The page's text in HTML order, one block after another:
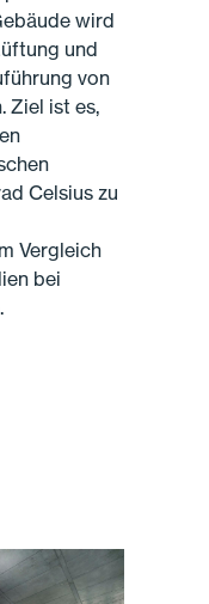
wird
und
von
Ziel ist es,
Celsius zu
Vergleich
bei